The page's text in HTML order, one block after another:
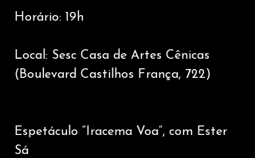
Horário: 19h
Local: Sesc Casa de Artes Cênicas
(Boulevard Castilhos França, 722)
Espetáculo “Iracema Voa”, com Ester
Sá